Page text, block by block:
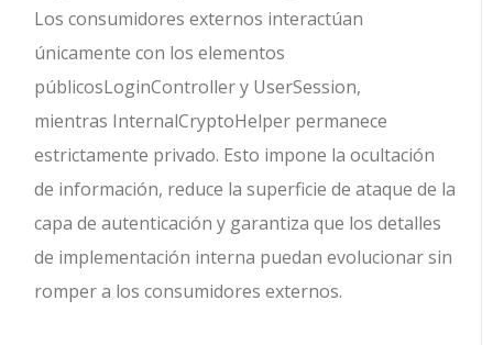
Los consumidores externos interactúan
únicamente con los elementos
públicosLoginControllery UserSession,
mientras InternalCryptoHelper permanece
estrictamente privado. Esto impone la ocultación
de información, reduce la superficie de ataque de la
capa de autenticación y garantiza que los detalles
de implementación interna puedan evolucionar sin
romper a los consumidores externos.